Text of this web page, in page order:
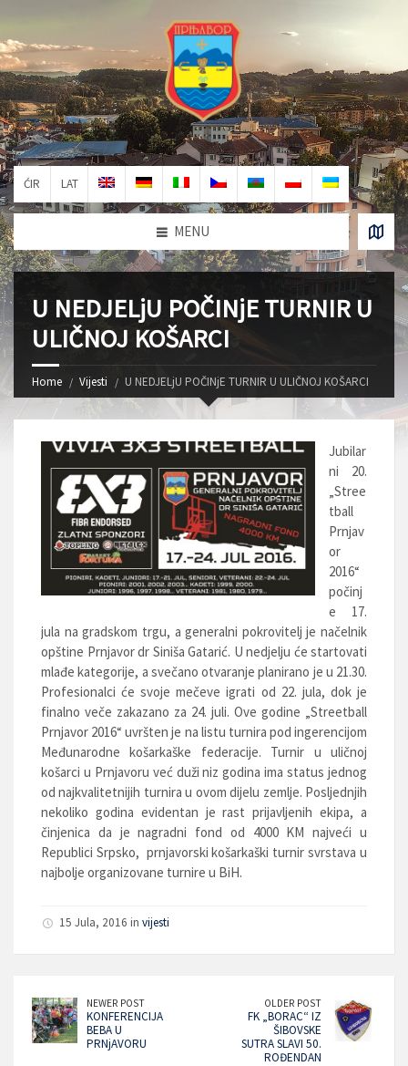
ĆIR LAT
MENU
U NEDJELjU POČINjE TURNIR U
ULIČNOJ KOŠARCI
Home Vijesti U NEDJELjU POČINjE TURNIR U ULIČNOJ KOŠARCI
Jubilar
ni 20.
„Stree
tball
Prnjav
or
2016“
počinj
e 17.
jula na gradskom trgu, a generalni pokrovitelj je načelnik
opštine Prnjavor dr Siniša Gatarić. U nedjelju će startovati
mlađe kategorije, a svečano otvaranje planirano je u 21.30.
Profesionalci će svoje mečeve igrati od 22. jula, dok je
finalno veče zakazano za 24. juli. Ove godine „Streetball
Prnjavor 2016“ uvršten je na listu turnira pod ingerencijom
Međunarodne košarkaške federacije. Turnir u uličnoj
košarci u Prnjavoru već duži niz godina ima status jednog
od najkvalitetnijih turnira u ovom dijelu zemlje. Posljednjih
nekoliko godina evidentan je rast prijavljenih ekipa, a
činjenica da je nagradni fond od 4000 KM najveći u
Republici Srpsko, prnjavorski košarkaški turnir svrstava u
najbolje organizovane turnire u BiH.
15 Jula, 2016 in vijesti
NEWER POST
KONFERENCIJA
BEBA U
PRNjAVORU
OLDER POST
FK „BORAC“ IZ
ŠIBOVSKE
SUTRA SLAVI 50.
ROĐENDAN